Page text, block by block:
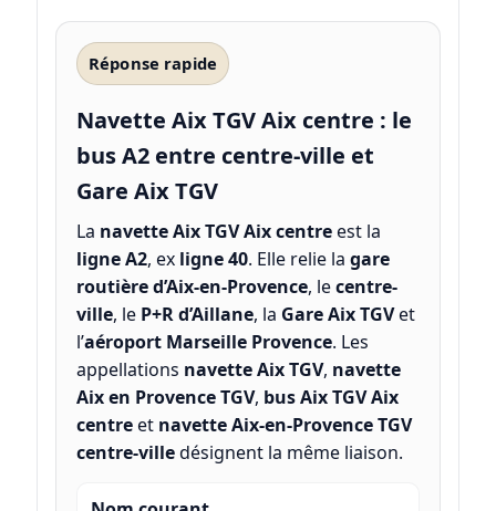
Réponse rapide
Navette Aix TGV Aix centre : le
bus A2 entre centre-ville et
Gare Aix TGV
La navette Aix TGV Aix centreest la
ligne A2, ex ligne 40. Elle relie la gare
routière d’Aix-en-Provence, lecentre-
ville, le P+R d’Aillane, la Gare Aix TGVet
l’aéroport Marseille Provence. Les
appellations navette Aix TGV, navette
Aix en Provence TGV, bus Aix TGV Aix
centreet navette Aix-en-Provence TGV
centre-villedésignent la même liaison.